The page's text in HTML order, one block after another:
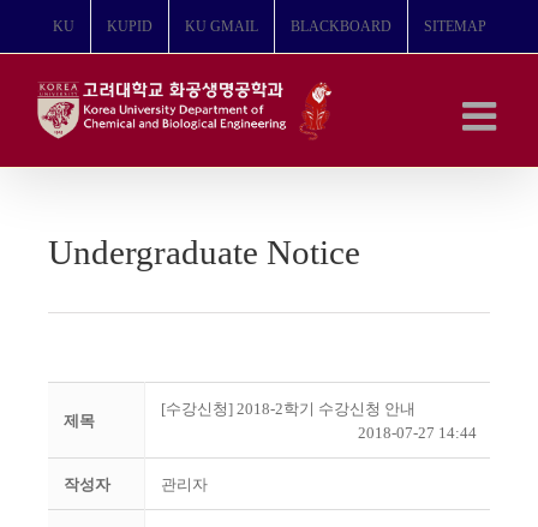
뛰
KU KUPID KU GMAIL BLACKBOARD SITEMAP
Undergraduate Notice
제목
[수강신청] 2018-2학기 수강신청 안내
2018-07-27 14:44
작성자 관리자